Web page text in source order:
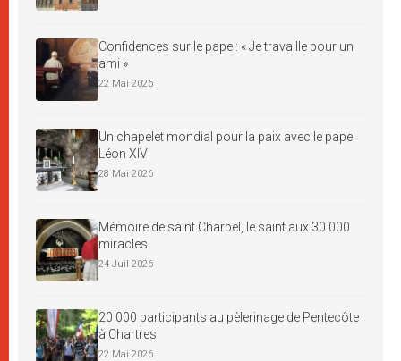
Confidences sur le pape : « Je travaille pour un
ami »
22 Mai 2026
Un chapelet mondial pour la paix avec le pape
Léon XIV
28 Mai 2026
Mémoire de saint Charbel, le saint aux 30 000
miracles
24 Juil 2026
20 000 participants au pèlerinage de Pentecôte
à Chartres
22 Mai 2026